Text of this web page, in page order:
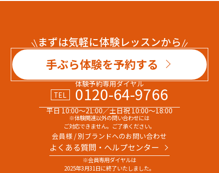
まずは気軽に体験レッスンから
手ぶら体験を予約する
体験予約専用ダイヤル
TEL
0120-64-9766
平日 10:00～21:00／土日祝 10:00～18:00
※体験関連以外の問い合わせには
ご対応できません。ご了承ください。
会員様 / 別ブランドへのお問い合わせ
よくある質問・へルプセンター
※会員専用ダイヤルは
2025年3月31日に終了いたしました。